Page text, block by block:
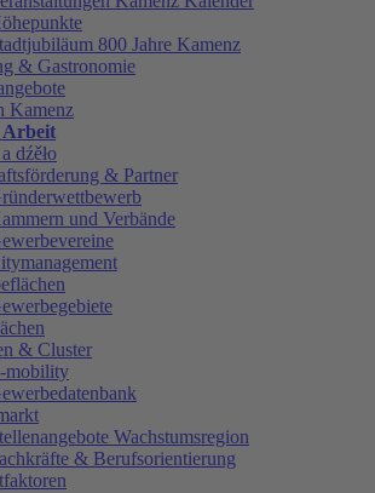
800 Jahre Kamenz
& Gastronomie
Kamenz
dźěło
& Partner
und Verbände
& Cluster
mobility
Wachstumsregion
& Berufsorientierung